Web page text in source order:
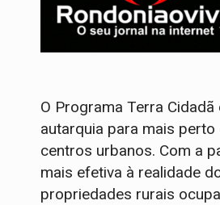
O Programa Terra
autarquia para mais
centros urbanos. Com a
mais efetiva à realidade
propriedades rurais